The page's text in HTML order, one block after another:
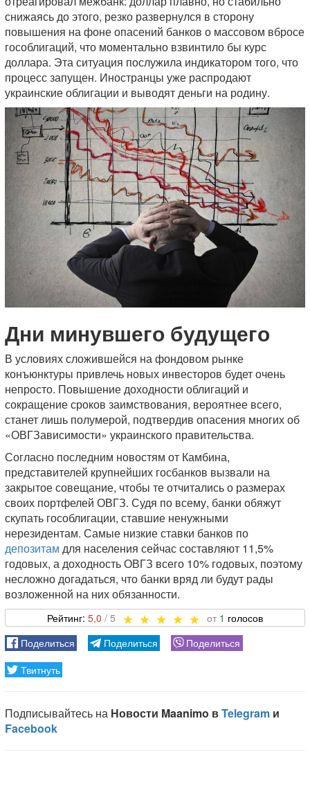
снижаясь до этого, резко развернулся в сторону
повышения на фоне опасений банков о массовом вбросе
гособлигаций, что моментально взвинтило бы курс
доллара. Эта ситуация послужила индикатором того, что
процесс запущен. Иностранцы уже распродают
украинские облигации и выводят деньги на родину.
Дни минувшего будущего
В условиях сложившейся на фондовом рынке
конъюнктуры привлечь новых инвесторов будет очень
непросто. Повышение доходности облигаций и
сокращение сроков заимствования, вероятнее всего,
станет лишь полумерой, подтвердив опасения многих об
«ОВГЗависимости» украинского правительства.
Согласно последним новостям от Камбина,
представителей крупнейших госбанков вызвали на
закрытое совещание, чтобы те отчитались о размерах
своих портфелей ОВГЗ. Судя по всему, банки обяжут
скупать гособлигации, ставшие ненужными
нерезидентам. Самые низкие ставки банков по
депозитам для населения сейчас составляют 11,5%
годовых, а доходность ОВГЗ всего 10% годовых, поэтому
несложно догадаться, что банки вряд ли будут рады
возложенной на них обязанности.
5,0 1